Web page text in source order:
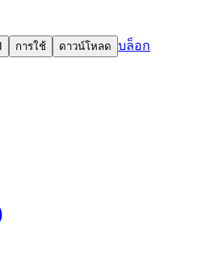
การใช้ ดาวน์โหลด บล็อก